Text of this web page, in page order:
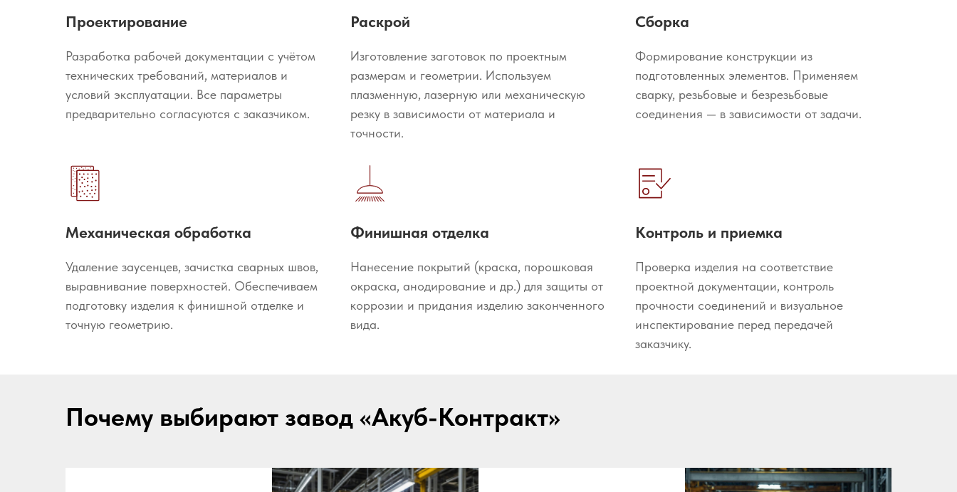
Проектирование
Разработка рабочей документации с учётом
технических требований, материалов и
условий эксплуатации. Все параметры
предварительно согласуются с заказчиком.
Раскрой
Изготовление заготовок по проектным
размерам и геометрии. Используем
плазменную, лазерную или механическую
резку в зависимости от материала и
точности.
Сборка
Формирование конструкции из
подготовленных элементов. Применяем
сварку, резьбовые и безрезьбовые
соединения — в зависимости от задачи.
Механическая обработка
Удаление заусенцев, зачистка сварных швов,
выравнивание поверхностей. Обеспечиваем
подготовку изделия к финишной отделке и
точную геометрию.
Финишная отделка
Нанесение покрытий (краска, порошковая
окраска, анодирование и др.) для защиты от
коррозии и придания изделию законченного
вида.
Контроль и приемка
Проверка изделия на соответствие
проектной документации, контроль
прочности соединений и визуальное
инспектирование перед передачей
заказчику.
Почему выбирают завод «Акуб-Контракт»